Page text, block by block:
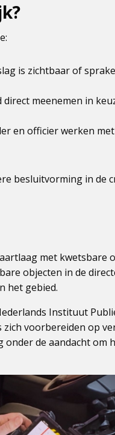
is zichtbaar of
meenemen in
en officier werken
besluitvorming in de
met kwetsbare
objecten in de
het gebied.
Instituut
voorbereiden op
de aandacht om